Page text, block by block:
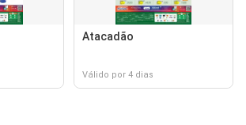
Atacadão
Válido por 4 dias